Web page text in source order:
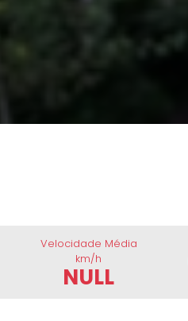
Velocidade Média
km/h
NULL